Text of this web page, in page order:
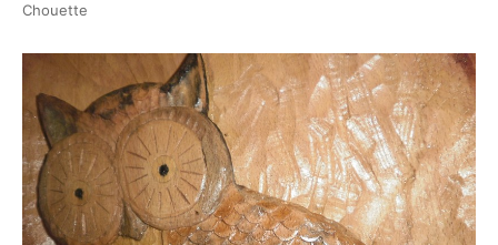
Chouette